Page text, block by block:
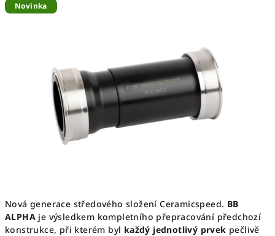
Nová generace středového složení Ceramicspeed. BB
ALPHA je výsledkem kompletního přepracování předchozí
konstrukce, při kterém byl každý jednotlivý prvek pečlivě
Novinka